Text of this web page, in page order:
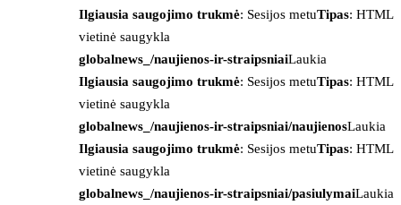
Ilgiausia saugojimo trukmė: Sesijos metuTipas: HTML
vietinė saugykla
globalnews_/naujienos-ir-straipsniaiLaukia
Ilgiausia saugojimo trukmė: Sesijos metuTipas: HTML
vietinė saugykla
globalnews_/naujienos-ir-straipsniai/naujienosLaukia
Ilgiausia saugojimo trukmė: Sesijos metuTipas: HTML
vietinė saugykla
globalnews_/naujienos-ir-straipsniai/pasiulymaiLaukia